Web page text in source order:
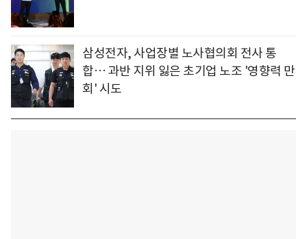
삼성전자, 사업장별 노사협의회 전사 통
합… 과반 지위 잃은 초기업 노조 '영향력 만
회' 시도